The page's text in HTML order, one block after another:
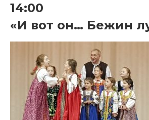
14:00
«И вот он… Бежин